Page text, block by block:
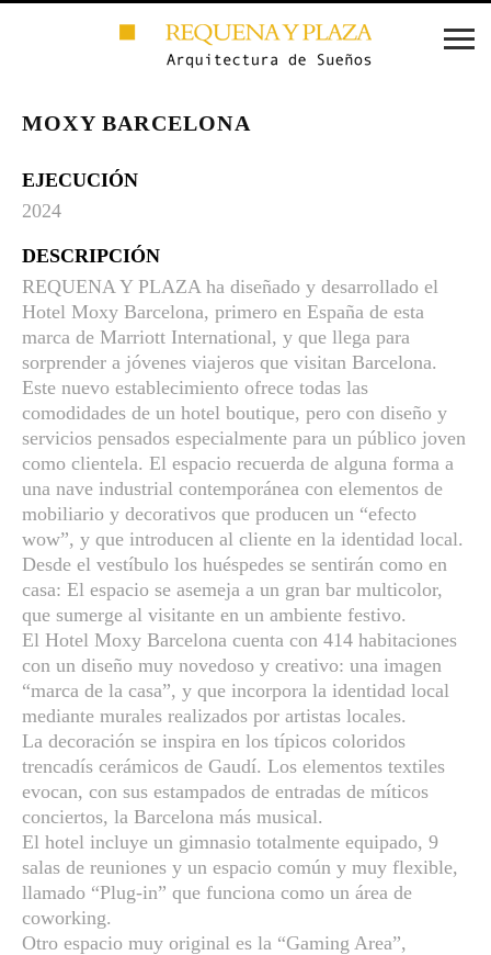
MOXY BARCELONA
EJECUCIÓN
2024
DESCRIPCIÓN
REQUENA Y PLAZA ha diseñado y desarrollado el
Hotel Moxy Barcelona, primero en España de esta
marca de Marriott International, y que llega para
sorprender a jóvenes viajeros que visitan Barcelona.
Este nuevo establecimiento ofrece todas las
comodidades de un hotel boutique, pero con diseño y
servicios pensados especialmente para un público joven
como clientela. El espacio recuerda de alguna forma a
una nave industrial contemporánea con elementos de
mobiliario y decorativos que producen un “efecto
wow”, y que introducen al cliente en la identidad local.
Desde el vestíbulo los huéspedes se sentirán como en
casa: El espacio se asemeja a un gran bar multicolor,
que sumerge al visitante en un ambiente festivo.
El Hotel Moxy Barcelona cuenta con 414 habitaciones
con un diseño muy novedoso y creativo: una imagen
“marca de la casa”, y que incorpora la identidad local
mediante murales realizados por artistas locales.
La decoración se inspira en los típicos coloridos
trencadís cerámicos de Gaudí. Los elementos textiles
evocan, con sus estampados de entradas de míticos
conciertos, la Barcelona más musical.
El hotel incluye un gimnasio totalmente equipado, 9
salas de reuniones y un espacio común y muy flexible,
llamado “Plug-in” que funciona como un área de
coworking.
Otro espacio muy original es la “Gaming Area”,